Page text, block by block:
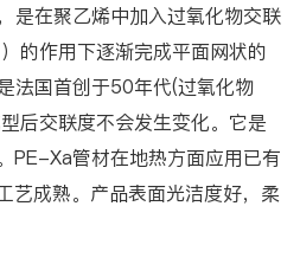
是在聚乙烯中加入过氧化物交联
的作用下逐渐完成平面网状的
法国首创于50年代(过氧化物
后交联度不会发生变化。它是
PE-Xa管材在地热方面应用已有
艺成熟。产品表面光洁度好，柔